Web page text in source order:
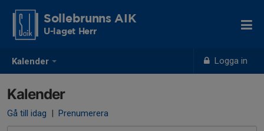
Kalender Logga in
Sollebrunns AIK
U-laget Herr
Kalender
Gå till idag | Prenumerera